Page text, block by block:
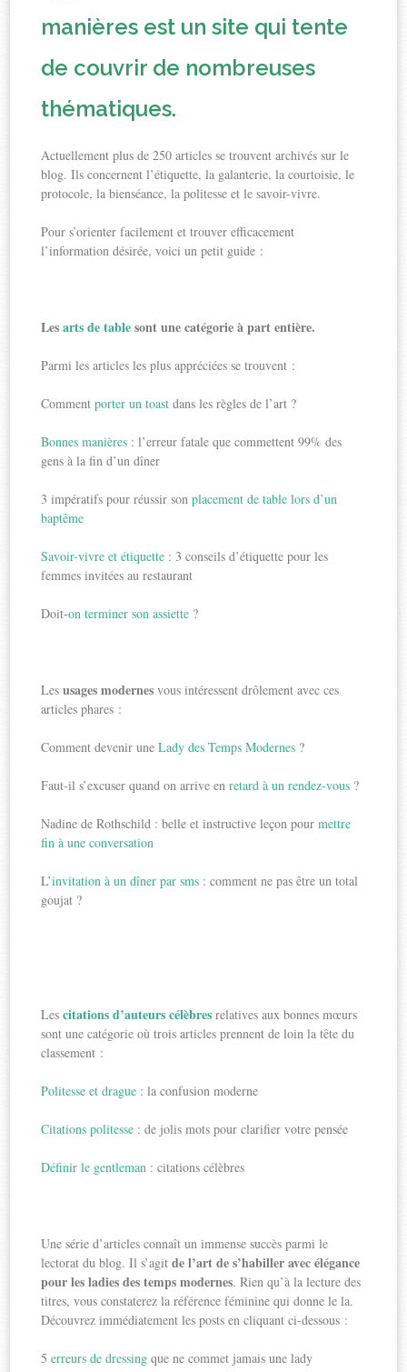
manières est un site qui tente
de couvrir de nombreuses
thématiques.
Actuellement plus de 250 articles se trouvent archivés sur le
blog. Ils concernent l’étiquette, la galanterie, la courtoisie, le
protocole, la bienséance, la politesse et le savoir-vivre.
Pour s’orienter facilement et trouver efficacement
l’information désirée, voici un petit guide :
Lesarts de tablesont une catégorie à part entière.
Parmi les articles les plus appréciées se trouvent :
Commentporter un toast dans les règles de l’art ?
Bonnes manières : l’erreur fatale que commettent 99% des
gens à la fin d’un dîner
3 impératifs pour réussir sonplacement de table lors d’un
baptême
Savoir-vivre et étiquette : 3 conseils d’étiquette pour les
femmes invitées au restaurant
Doit-on terminer son assiette ?
Lesusages modernes vous intéressent drôlement avec ces
articles phares :
Comment devenir uneLady des Temps Modernes ?
Faut-il s’excuser quand on arrive enretard à un rendez-vous ?
Nadine de Rothschild : belle et instructive leçon pourmettre
fin à une conversation
L’invitation à un dîner par sms : comment ne pas être un total
goujat ?
Lescitations d’auteurs célèbres relatives aux bonnes mœurs
sont une catégorie où trois articles prennent de loin la tête du
classement :
Politesse et drague : la confusion moderne
Citations politesse : de jolis mots pour clarifier votre pensée
Définir le gentleman : citations célèbres
Une série d’articles connaît un immense succès parmi le
lectorat du blog. Il s’agitde l’art de s’habiller avec élégance
pour les ladies des temps modernes. Rien qu’à la lecture des
titres, vous constaterez la référence féminine qui donne le la.
Découvrez immédiatement les posts en cliquant ci-dessous :
5erreurs de dressing que ne commet jamais une lady